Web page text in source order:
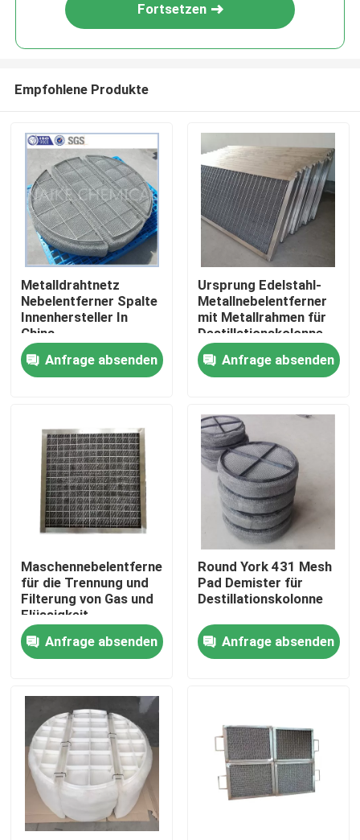
Zu Hause
Videos
Über uns
Werksbesichtigung
Qualitätskontrolle
Bitte um ein Angebot
PSA-Molekularsiet
Molekulare Siebe Zeolith
Fortsetzen
Empfohlene Produkte
Metalldrahtnetz
Nebelentferner Spalte
Innenhersteller In
China
Anfrage absenden
Ursprung Edelstahl-
Metallnebelentferner
mit Metallrahmen für
Destillationskolonne
Anfrage absenden
Maschennebelentferner
für die Trennung und
Filterung von Gas und
Flüssigkeit
Anfrage absenden
Round York 431 Mesh
Pad Demister für
Destillationskolonne
Anfrage absenden